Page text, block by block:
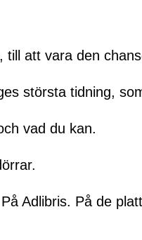
till att vara den
största tidning,
vad du kan.
Adlibris. På de